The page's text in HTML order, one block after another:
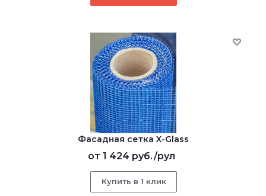
Фасадная сетка X-Glass
от 1 424 руб./рул
Купить в 1 клик